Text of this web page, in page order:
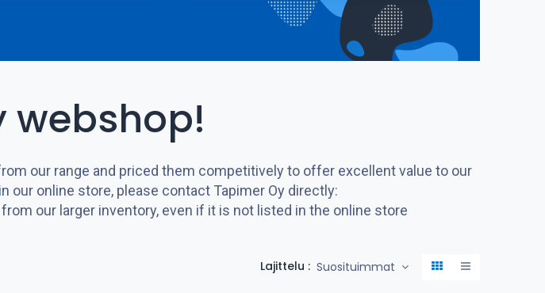
webshop!
our range and priced them competitively to offer excellent value to our
online store, please contact Tapimer Oy directly:
our larger inventory, even if it is not listed in the online store
Lajittelu : Suosituimmat